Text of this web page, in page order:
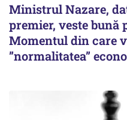
Ministrul Nazare,
premier, veste bună
Momentul din care
”normalitatea”